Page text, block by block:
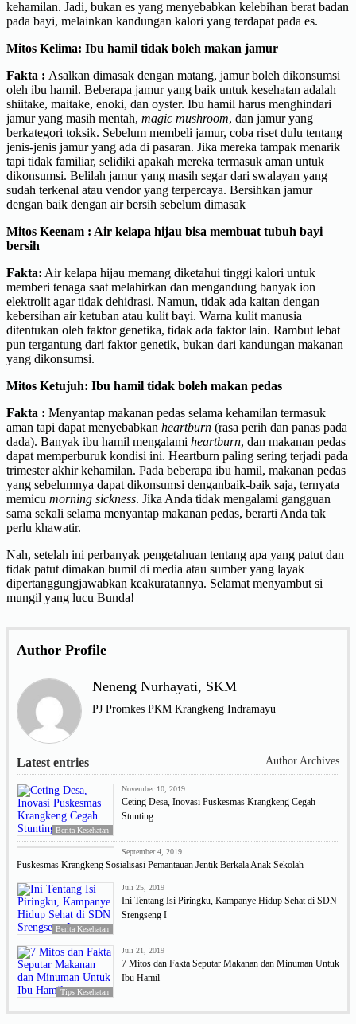
kehamilan. Jadi, bukan es yang menyebabkan kelebihan berat badan
pada bayi, melainkan kandungan kalori yang terdapat pada es.
Mitos Kelima: Ibu hamil tidak boleh makan jamur
Fakta : Asalkan dimasak dengan matang, jamur boleh dikonsumsi
oleh ibu hamil. Beberapa jamur yang baik untuk kesehatan adalah
shiitake, maitake, enoki, dan oyster. Ibu hamil harus menghindari
jamur yang masih mentah, magic mushroom, dan jamur yang
berkategori toksik. Sebelum membeli jamur, coba riset dulu tentang
jenis-jenis jamur yang ada di pasaran. Jika mereka tampak menarik
tapi tidak familiar, selidiki apakah mereka termasuk aman untuk
dikonsumsi. Belilah jamur yang masih segar dari swalayan yang
sudah terkenal atau vendor yang terpercaya. Bersihkan jamur
dengan baik dengan air bersih sebelum dimasak
Mitos Keenam : Air kelapa hijau bisa membuat tubuh bayi
bersih
Fakta: Air kelapa hijau memang diketahui tinggi kalori untuk
memberi tenaga saat melahirkan dan mengandung banyak ion
elektrolit agar tidak dehidrasi. Namun, tidak ada kaitan dengan
kebersihan air ketuban atau kulit bayi. Warna kulit manusia
ditentukan oleh faktor genetika, tidak ada faktor lain. Rambut lebat
pun tergantung dari faktor genetik, bukan dari kandungan makanan
yang dikonsumsi.
Mitos Ketujuh: Ibu hamil tidak boleh makan pedas
Fakta : Menyantap makanan pedas selama kehamilan termasuk
aman tapi dapat menyebabkan heartburn (rasa perih dan panas pada
dada). Banyak ibu hamil mengalami heartburn, dan makanan pedas
dapat memperburuk kondisi ini. Heartburn paling sering terjadi pada
trimester akhir kehamilan. Pada beberapa ibu hamil, makanan pedas
yang sebelumnya dapat dikonsumsi denganbaik-baik saja, ternyata
memicu morning sickness. Jika Anda tidak mengalami gangguan
sama sekali selama menyantap makanan pedas, berarti Anda tak
perlu khawatir.
Nah, setelah ini perbanyak pengetahuan tentang apa yang patut dan
tidak patut dimakan bumil di media atau sumber yang layak
dipertanggungjawabkan keakuratannya. Selamat menyambut si
mungil yang lucu Bunda!
Author Profile
Neneng Nurhayati, SKM
PJ Promkes PKM Krangkeng Indramayu
Latest entries Author Archives
Berita Kesehatan
November 10, 2019
Ceting Desa, Inovasi Puskesmas Krangkeng Cegah
Stunting
Berita Kesehatan
September 4, 2019
Puskesmas Krangkeng Sosialisasi Pemantauan Jentik Berkala Anak Sekolah
Berita Kesehatan
Juli 25, 2019
Ini Tentang Isi Piringku, Kampanye Hidup Sehat di SDN
Srengseng I
Tips Kesehatan
Juli 21, 2019
7 Mitos dan Fakta Seputar Makanan dan Minuman Untuk
Ibu Hamil